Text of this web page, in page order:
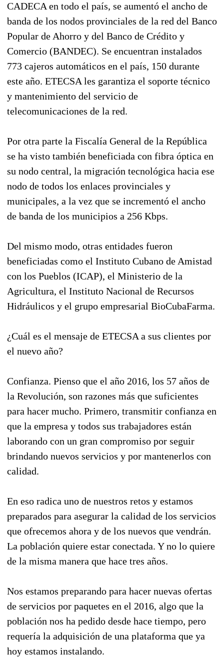
CADECA en todo el país, se aumentó el ancho de
banda de los nodos provinciales de la red del Banco
Popular de Ahorro y del Banco de Crédito y
Comercio (BANDEC). Se encuentran instalados
773 cajeros automáticos en el país, 150 durante
este año. ETECSA les garantiza el soporte técnico
y mantenimiento del servicio de
telecomunicaciones de la red.
Por otra parte la Fiscalía General de la República
se ha visto también beneficiada con fibra óptica en
su nodo central, la migración tecnológica hacia ese
nodo de todos los enlaces provinciales y
municipales, a la vez que se incrementó el ancho
de banda de los municipios a 256 Kbps.
Del mismo modo, otras entidades fueron
beneficiadas como el Instituto Cubano de Amistad
con los Pueblos (ICAP), el Ministerio de la
Agricultura, el Instituto Nacional de Recursos
Hidráulicos y el grupo empresarial BioCubaFarma.
¿Cuál es el mensaje de ETECSA a sus clientes por
el nuevo año?
Confianza. Pienso que el año 2016, los 57 años de
la Revolución, son razones más que suficientes
para hacer mucho. Primero, transmitir confianza en
que la empresa y todos sus trabajadores están
laborando con un gran compromiso por seguir
brindando nuevos servicios y por mantenerlos con
calidad.
En eso radica uno de nuestros retos y estamos
preparados para asegurar la calidad de los servicios
que ofrecemos ahora y de los nuevos que vendrán.
La población quiere estar conectada. Y no lo quiere
de la misma manera que hace tres años.
Nos estamos preparando para hacer nuevas ofertas
de servicios por paquetes en el 2016, algo que la
población nos ha pedido desde hace tiempo, pero
requería la adquisición de una plataforma que ya
hoy estamos instalando.